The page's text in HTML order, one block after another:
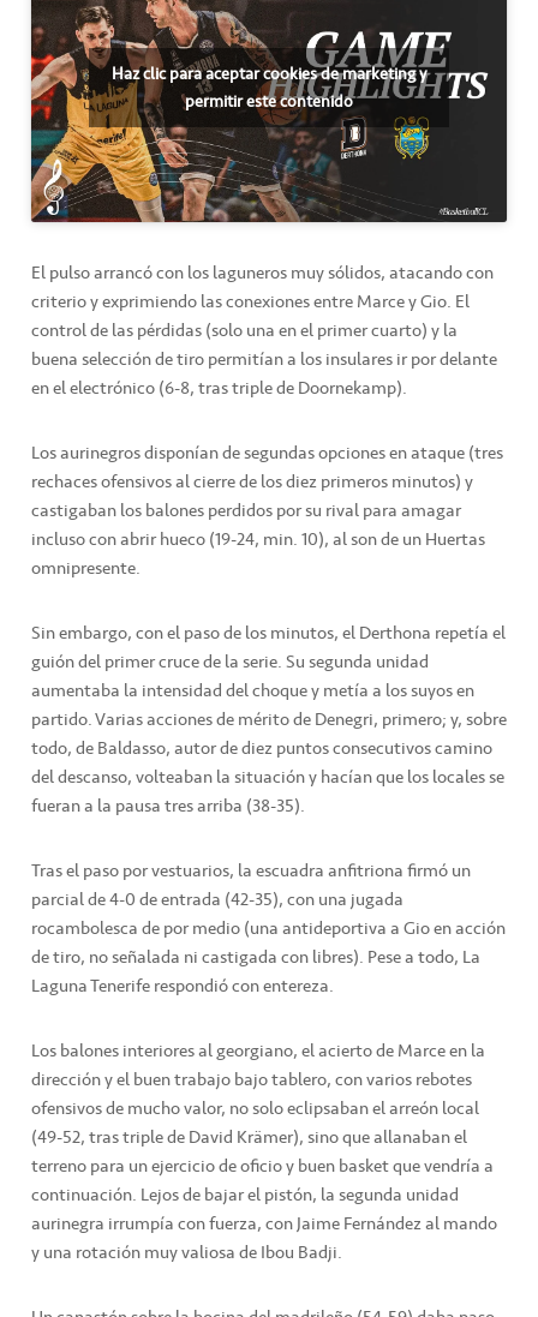
Haz clic para aceptar cookies de marketing y
permitir este contenido
El pulso arrancó con los laguneros muy sólidos, atacando con
criterio y exprimiendo las conexiones entre Marce y Gio. El
control de las pérdidas (solo una en el primer cuarto) y la
buena selección de tiro permitían a los insulares ir por delante
en el electrónico (6-8, tras triple de Doornekamp).
Los aurinegros disponían de segundas opciones en ataque (tres
rechaces ofensivos al cierre de los diez primeros minutos) y
castigaban los balones perdidos por su rival para amagar
incluso con abrir hueco (19-24, min. 10), al son de un Huertas
omnipresente.
Sin embargo, con el paso de los minutos, el Derthona repetía el
guión del primer cruce de la serie. Su segunda unidad
aumentaba la intensidad del choque y metía a los suyos en
partido. Varias acciones de mérito de Denegri, primero; y, sobre
todo, de Baldasso, autor de diez puntos consecutivos camino
del descanso, volteaban la situación y hacían que los locales se
fueran a la pausa tres arriba (38-35).
Tras el paso por vestuarios, la escuadra anfitriona firmó un
parcial de 4-0 de entrada (42-35), con una jugada
rocambolesca de por medio (una antideportiva a Gio en acción
de tiro, no señalada ni castigada con libres). Pese a todo, La
Laguna Tenerife respondió con entereza.
Los balones interiores al georgiano, el acierto de Marce en la
dirección y el buen trabajo bajo tablero, con varios rebotes
ofensivos de mucho valor, no solo eclipsaban el arreón local
(49-52, tras triple de David Krämer), sino que allanaban el
terreno para un ejercicio de oficio y buen basket que vendría a
continuación. Lejos de bajar el pistón, la segunda unidad
aurinegra irrumpía con fuerza, con Jaime Fernández al mando
y una rotación muy valiosa de Ibou Badji.